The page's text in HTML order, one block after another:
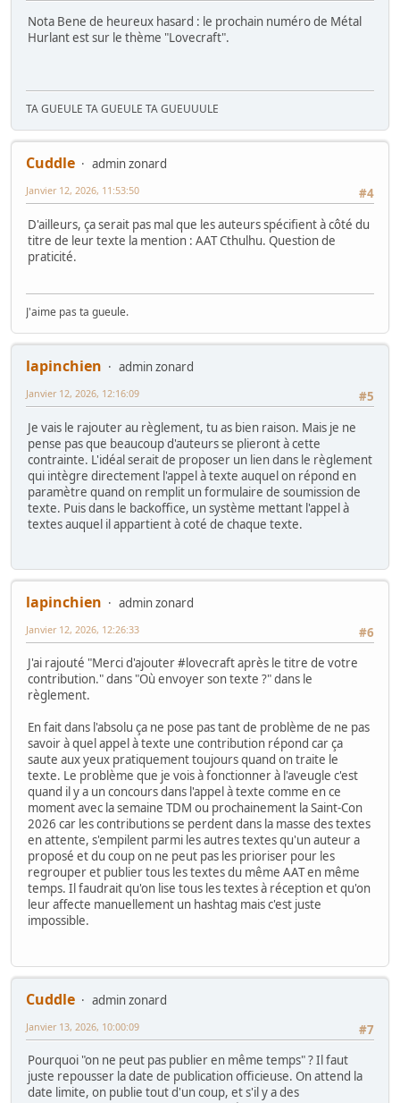
Nota Bene de heureux hasard : le prochain numéro de Métal
Hurlant est sur le thème "Lovecraft".
TA GUEULE TA GUEULE TA GUEUUULE
Cuddle
admin zonard
#4
Janvier 12, 2026, 11:53:50
D'ailleurs, ça serait pas mal que les auteurs spécifient à côté du
titre de leur texte la mention : AAT Cthulhu. Question de
praticité.
J'aime pas ta gueule.
lapinchien
admin zonard
#5
Janvier 12, 2026, 12:16:09
Je vais le rajouter au règlement, tu as bien raison. Mais je ne
pense pas que beaucoup d'auteurs se plieront à cette
contrainte. L'idéal serait de proposer un lien dans le règlement
qui intègre directement l'appel à texte auquel on répond en
paramètre quand on remplit un formulaire de soumission de
texte. Puis dans le backoffice, un système mettant l'appel à
textes auquel il appartient à coté de chaque texte.
lapinchien
admin zonard
#6
Janvier 12, 2026, 12:26:33
J'ai rajouté "Merci d'ajouter #lovecraft après le titre de votre
contribution." dans "Où envoyer son texte ?" dans le
règlement.
En fait dans l'absolu ça ne pose pas tant de problème de ne pas
savoir à quel appel à texte une contribution répond car ça
saute aux yeux pratiquement toujours quand on traite le
texte. Le problème que je vois à fonctionner à l'aveugle c'est
quand il y a un concours dans l'appel à texte comme en ce
moment avec la semaine TDM ou prochainement la Saint-Con
2026 car les contributions se perdent dans la masse des textes
en attente, s'empilent parmi les autres textes qu'un auteur a
proposé et du coup on ne peut pas les prioriser pour les
regrouper et publier tous les textes du même AAT en même
temps. Il faudrait qu'on lise tous les textes à réception et qu'on
leur affecte manuellement un hashtag mais c'est juste
impossible.
Cuddle
admin zonard
#7
Janvier 13, 2026, 10:00:09
Pourquoi "on ne peut pas publier en même temps" ? Il faut
juste repousser la date de publication officieuse. On attend la
date limite, on publie tout d'un coup, et s'il y a des